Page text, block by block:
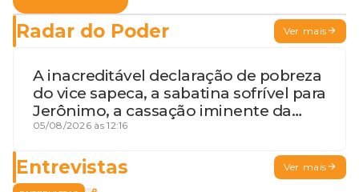
Radar do Poder Ver mais
A inacreditável declaração de pobreza
do vice sapeca, a sabatina sofrível para
Jerônimo, a cassação iminente da
desembargadora e a vaga do Quinto
05/08/2026 às 12:16
Entrevistas Ver mais